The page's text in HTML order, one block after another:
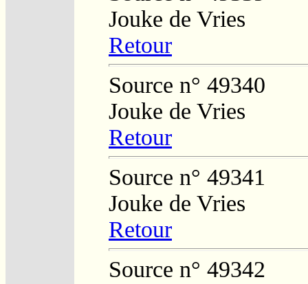
Jouke de Vries
Retour
Source n° 49340
Jouke de Vries
Retour
Source n° 49341
Jouke de Vries
Retour
Source n° 49342